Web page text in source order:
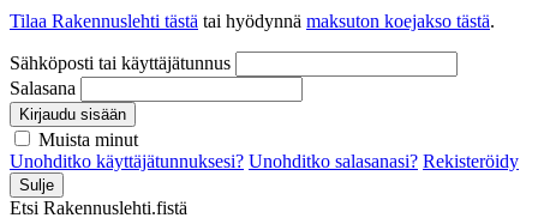
Tilaa Rakennuslehti tästä tai hyödynnä maksuton koejakso tästä.
Sähköposti tai käyttäjätunnus
Salasana
Kirjaudu sisään
Muista minut
Unohditko käyttäjätunnuksesi? Unohditko salasanasi? Rekisteröidy
Sulje
Etsi Rakennuslehti.fistä